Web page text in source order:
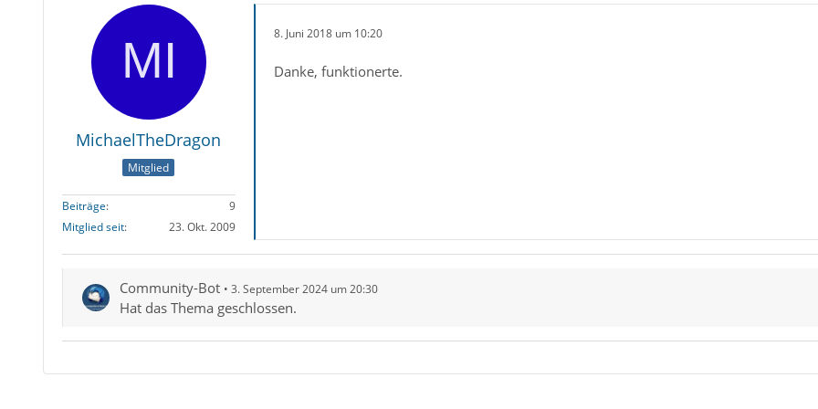
MichaelTheDragon
Mitglied
Beiträge
9
Mitglied seit
23. Okt. 2009
8. Juni 2018 um 10:20
Danke, funktionerte.
Community-Bot 3. September 2024 um 20:30
Hat das Thema geschlossen.